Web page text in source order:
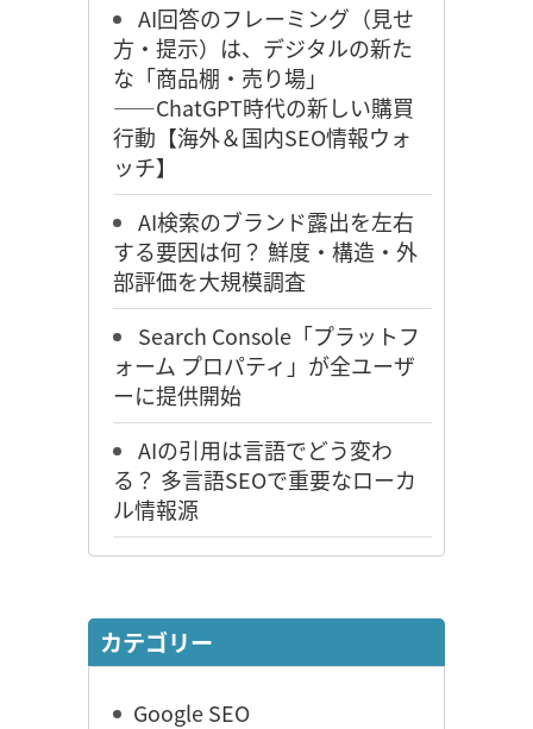
AI回答のフレーミング（見せ
方・提示）は、デジタルの新た
な「商品棚・売り場」
――ChatGPT時代の新しい購買
行動【海外＆国内SEO情報ウォ
ッチ】
AI検索のブランド露出を左右
する要因は何？ 鮮度・構造・外
部評価を大規模調査
Search Console「プラットフ
ォーム プロパティ」が全ユーザ
ーに提供開始
AIの引用は言語でどう変わ
る？ 多言語SEOで重要なローカ
ル情報源
カテゴリー
Google SEO